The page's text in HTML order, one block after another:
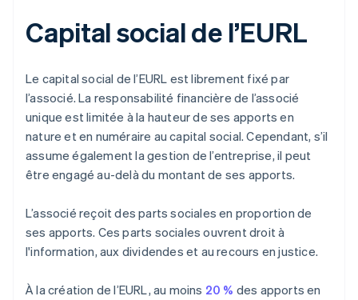
Capital social de l’EURL
Le capital social de l’EURL est librement fixé par
l’associé. La responsabilité financière de l’associé
unique est limitée à la hauteur de ses apports en
nature et en numéraire au capital social. Cependant, s’il
assume également la gestion de l’entreprise, il peut
être engagé au-delà du montant de ses apports.
L’associé reçoit des parts sociales en proportion de
ses apports. Ces parts sociales ouvrent droit à
l'information, aux dividendes et au recours en justice.
À la création de l’EURL, au moins 20 % des apports en